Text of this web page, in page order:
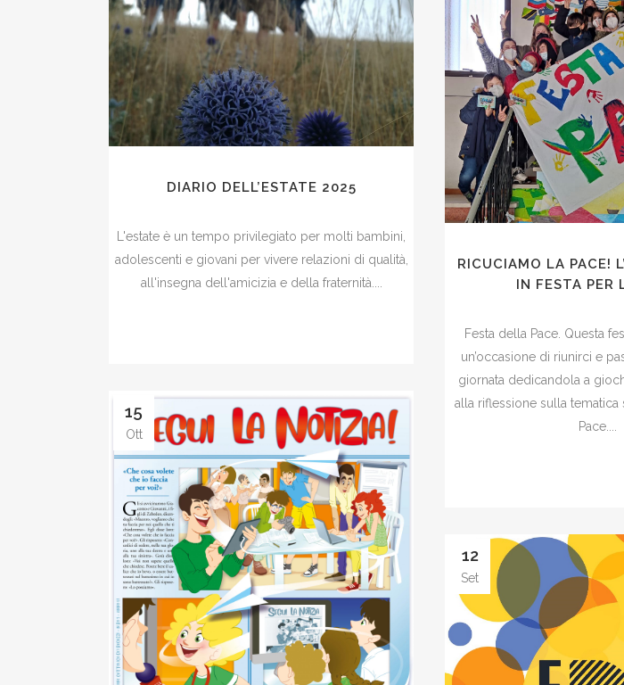
DIARIO DELL’ESTATE 2025
L'estate è un tempo privilegiato per molti bambini,
adolescenti e giovani per vivere relazioni di qualità,
all'insegna dell'amicizia e della fraternità....
RICUCIAMO LA PACE!
IN FESTA PER
Festa della Pace. Questa
un’occasione di riunirci e
giornata dedicandola a
alla riflessione sulla
Pace....
15
Ott
12
Set